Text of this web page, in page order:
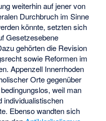
weiterhin auf jener von
Durchbruch im Sinne
könnte, setzten sich
Gesetzesebene
gehörten die Revision
sowie Reformen im
Appenzell Innerrhoden
Orte gegenüber
bedingungslos, weil man
individualistischen
Ebenso wandten sich